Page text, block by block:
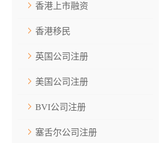
香港上市融资
香港移民
英国公司注册
美国公司注册
BVI公司注册
塞舌尔公司注册